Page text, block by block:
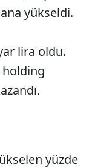
yükseldi.
lira oldu.
holding
Sesi Aç
yüzde